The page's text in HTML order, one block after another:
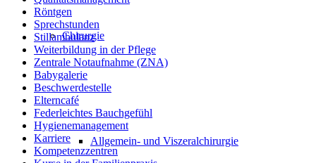
Chirurgie
Allgemein- und Viszeralchirurgie
Röntgen
Sprechstunden
Stillambulanz
Weiterbildung in der Pflege
Zentrale Notaufnahme (ZNA)
Babygalerie
Beschwerdestelle
Elterncafé
Federleichtes Bauchgefühl
Hygienemanagement
Karriere
Kompetenzzentren